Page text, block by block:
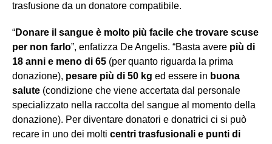
trasfusione da un donatore compatibile.
“Donare il sangue è molto più facile che trovare scuse
per non farlo”, enfatizza De Angelis. “Basta avere più di
18 anni e meno di 65 (per quanto riguarda la prima
donazione), pesare più di 50 kg ed essere in buona
salute (condizione che viene accertata dal personale
specializzato nella raccolta del sangue al momento della
donazione). Per diventare donatori e donatrici ci si può
recare in uno dei molti centri trasfusionali e punti di